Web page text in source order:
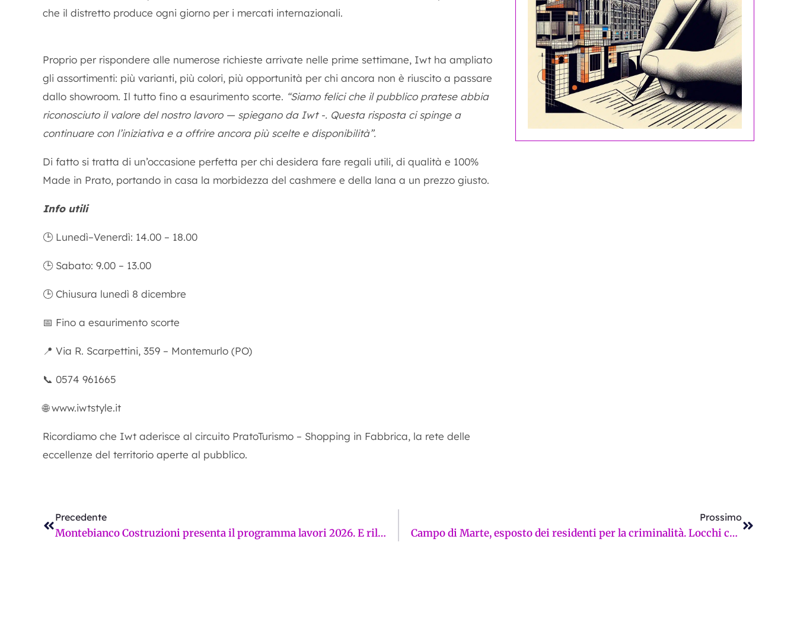
che il distretto produce ogni giorno per i mercati internazionali.
Proprio per rispondere alle numerose richieste arrivate nelle prime settimane, Iwt ha ampliato
gli assortimenti: più varianti, più colori, più opportunità per chi ancora non è riuscito a passare
dallo showroom. Il tutto fino a esaurimento scorte. “Siamo felici che il pubblico pratese abbia
riconosciuto il valore del nostro lavoro — spiegano da Iwt -. Questa risposta ci spinge a
continuare con l’iniziativa e a offrire ancora più scelte e disponibilità”.
Di fatto si tratta di un’occasione perfetta per chi desidera fare regali utili, di qualità e 100%
Made in Prato, portando in casa la morbidezza del cashmere e della lana a un prezzo giusto.
Info utili
🕒 Lunedì–Venerdì: 14.00 – 18.00
🕒 Sabato: 9.00 – 13.00
🕒 Chiusura lunedì 8 dicembre
📅 Fino a esaurimento scorte
📍 Via R. Scarpettini, 359 – Montemurlo (PO)
📞 0574 961665
🌐 www.iwtstyle.it
Ricordiamo che Iwt aderisce al circuito PratoTurismo – Shopping in Fabbrica, la rete delle
eccellenze del territorio aperte al pubblico.
Precedente
Montebianco Costruzioni presenta il programma lavori 2026. E rilancia i nuovi dettagli dell’Operazione Sociale Condomini
Prossimo
Campo di Marte, esposto dei residenti per la criminalità. Locchi chiede interventi immediati: “Amministrazione inerte”